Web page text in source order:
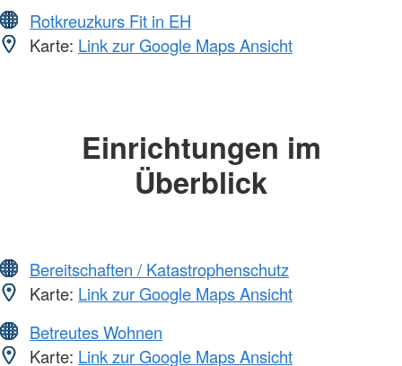
Rotkreuzkurs Fit in EH
Karte: Link zur Google Maps Ansicht
Einrichtungen im
Überblick
Bereitschaften / Katastrophenschutz
Karte: Link zur Google Maps Ansicht
Betreutes Wohnen
Karte: Link zur Google Maps Ansicht